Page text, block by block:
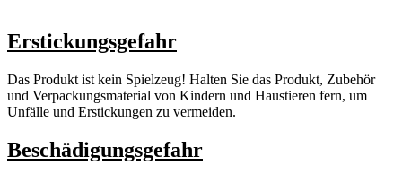
Erstickungsgefahr
Das Produkt ist kein Spielzeug! Halten Sie das Produkt, Zubehör
und Verpackungsmaterial von Kindern und Haustieren fern, um
Unfälle und Erstickungen zu vermeiden.
Beschädigungsgefahr